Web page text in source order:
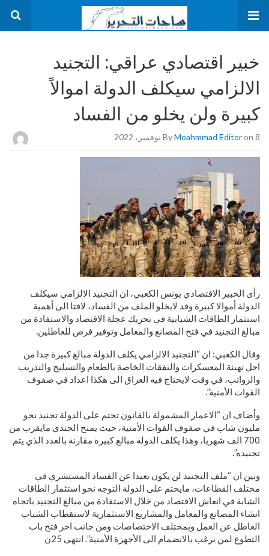
خبير اقتصادي عراقي: التجنيد
الالزامي سيكلف الدولة اموالاً
كبيرة ولن يخلو من الفساد
ByMoahmmad Editoron 8 نوفمبر، 2022
رأى الخبير الاقتصادي يونس الكعبي، ان التجنيد الالزامي سيكلف
الدولة أموالا كبيرة وقد لايخلو الملف من الفساد، لافتا الى أهمية
استثمار الطاقات الشبابية في تحريك عجلة الاقتصاد والاستفادة من
مبالغ التجنيد في فتح المصانع والمعامل وتوفير فرص للعاطلين.
وقال الكعبي: ان “التجنيد الالزامي يكلف الدولة مبالغ كبيرة جدا من
اجل تهيئة المعسكرات والنفقات الخاصة بالطعام والتسليح والتدريب
والرواتب، في وقت لايحتاج فيه العراق الى هكذا اعداد في صفوف
القوات الأمنية”.
وأضاف ان “الاعمار المشمولة بالقانون تحتم على الدولة تجنيد نحو
مليون شاب في صفوف القوات الأمنية، حيث يمنح الجندي مايقرب من
700 الف شهريا، وهذا يكلف الدولة مبالغ كبيرة مقارنة بالعدد الذي يتم
تجنيده”.
وبين ان “ملف التجنيد لن يكون بعيدا عن الفساد المستشري في
مختلف القطاعات، مايحتم على الدولة التوجه نحو استثمار الطاقات
الشابة في انعاش الاقتصاد من خلال الاستفادة من مبالغ التجنيد باتجاه
انشاء المصانع والمعامل والمشاريع الاستثمارية لاستقطاب الشباب
العاطل عن العمل وبمختلف الاختصاصات ومن جانب اخر فتح باب
التطوع لمن يرغب بالانضمام الى الأجهزة الأمنية”. انتهى 25ن